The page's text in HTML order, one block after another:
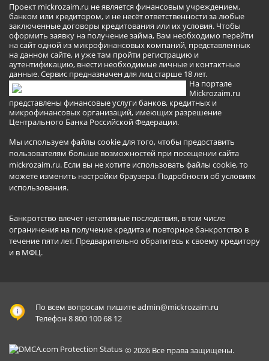
Проект mickrozaim.ru не является финансовым учреждением,
банком или кредитором, и не несёт ответственности за любые
заключенные договоры кредитования или их условия. Чтобы
оформить заявку на получение займа, Вам необходимо перейти
на сайт одной из микрофинансовых компаний, представленных
на данном сайте, и уже там пройти регистрацию и
аутентификацию, внести необходимые личные и контактные
данные. Сервис предназначен для лиц старше 18 лет.
На портале
Mickrozaim.ru
представлены финансовые услуги банков, кредитных и
микрофинансовых организаций, имеющих разрешение
Центрального Банка Российской Федерации.
Мы используем файлы cookie для того, чтобы предоставить
пользователям больше возможностей при посещении сайта
mickrozaim.ru. Если вы не хотите использовать файлы cookie, то
можете изменить настройки браузера. Подробности об условиях
использования.
Банкротство влечет негативные последствия, в том числе
ограничения на получение кредита и повторное банкротство в
течение пяти лет. Предварительно обратитесь к своему кредитору
и в МФЦ.
По всем вопросам пишитеadmin@mickrozaim.ru
Телефон 8 800 100 68 12
© 2026 Все права защищены.